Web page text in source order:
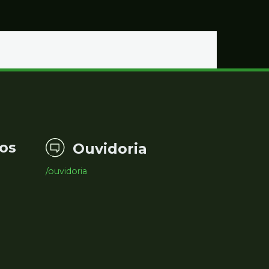
Ouvidoria
/ouvidoria